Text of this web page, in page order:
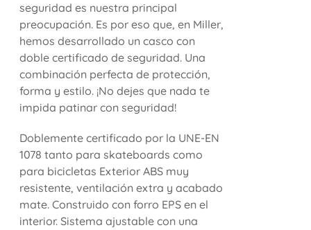
seguridad es nuestra principal
preocupación. Es por eso que, en Miller,
hemos desarrollado un casco con
doble certificado de seguridad. Una
combinación perfecta de protección,
forma y estilo. ¡No dejes que nada te
impida patinar con seguridad!
Doblemente certificado por la UNE-EN
1078 tanto para skateboards como
para bicicletas Exterior ABS muy
resistente, ventilación extra y acabado
mate. Construido con forro EPS en el
interior. Sistema ajustable con una